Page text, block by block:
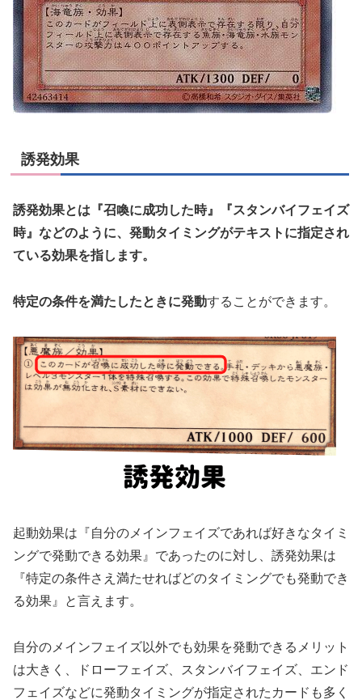
誘発効果
誘発効果とは『召喚に成功した時』『スタンバイフェイズ
時』などのように、発動タイミングがテキストに指定され
ている効果を指します。
特定の条件を満たしたときに発動することができます。
起動効果は『自分のメインフェイズであれば好きなタイミ
ングで発動できる効果』であったのに対し、誘発効果は
『特定の条件さえ満たせればどのタイミングでも発動でき
る効果』と言えます。
自分のメインフェイズ以外でも効果を発動できるメリット
は大きく、ドローフェイズ、スタンバイフェイズ、エンド
フェイズなどに発動タイミングが指定されたカードも多く